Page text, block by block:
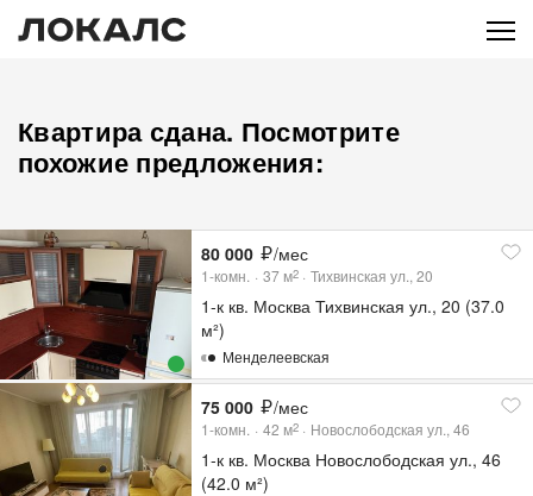
Квартира сдана. Посмотрите
похожие предложения:
80 000 /мес
1-комн. 37 м2 Тихвинская ул., 20
1-к кв. Москва Тихвинская ул., 20 (37.0
м²)
Менделеевская
75 000 /мес
1-комн. 42 м2 Новослободская ул., 46
1-к кв. Москва Новослободская ул., 46
(42.0 м²)